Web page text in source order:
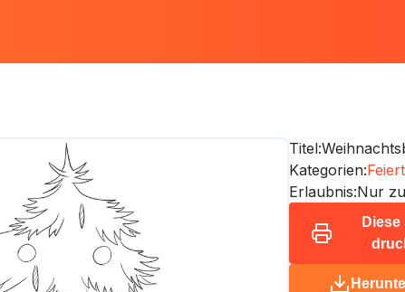
Titel:
Kategorien:
Erlaubnis:Nur
Diese